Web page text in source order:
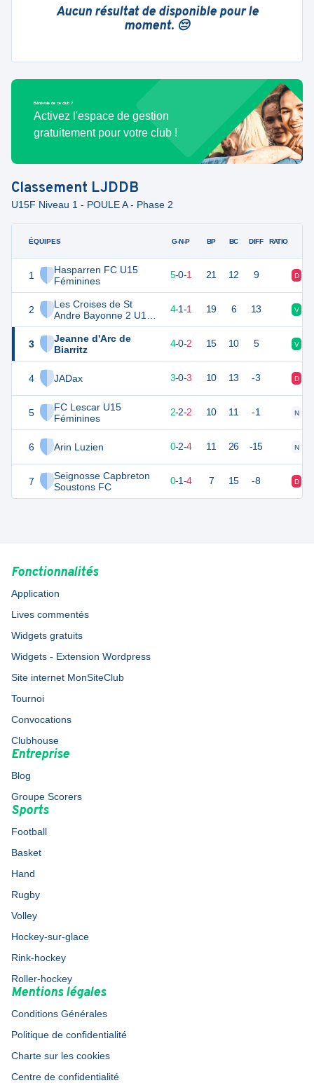
Aucun résultat de disponible pour le
moment. 😔
Bénévole de ce club ?
Activez l'espace de gestion
gratuitement pour votre club !
Classement LJDDB
U15F Niveau 1 - POULE A - Phase 2
ÉQUIPES
1
Hasparren FC U15
Féminines
2
Les Croises de St
Andre Bayonne 2 U15
Féminines
3
Jeanne d'Arc de
Biarritz
4 JADax
5
FC Lescar U15
Féminines
6 Arin Luzien
7
Seignosse Capbreton
Soustons FC
G-N-P BP BC DIFF RATIO
15 5-0-1 21 12 9 D
13 4-1-1 19 6 13 V
12 4-0-2 15 10 5 V
3-0-3 10 13 -3 D
2-2-2 10 11 -1 N
0-2-4 11 26 -15 N
0 6 0-1-4 7 15 -8 D
Fonctionnalités
Application
Lives commentés
Widgets gratuits
Widgets - Extension Wordpress
Site internet MonSiteClub
Tournoi
Convocations
Clubhouse
Entreprise
Blog
Groupe Scorers
Sports
Football
Basket
Hand
Rugby
Volley
Hockey-sur-glace
Rink-hockey
Roller-hockey
Mentions légales
Conditions Générales
Politique de confidentialité
Charte sur les cookies
Centre de confidentialité